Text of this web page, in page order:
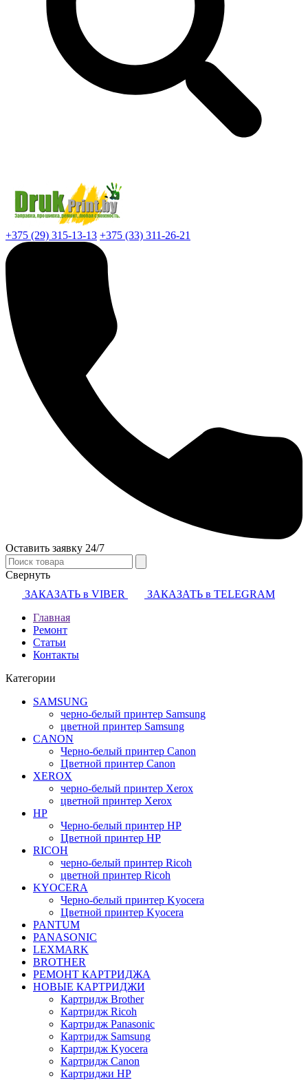
+375 (29) 315-13-13 +375 (33) 311-26-21
Оставить заявку 24/7
Свернуть
ЗАКАЗАТЬ в VIBER
ЗАКАЗАТЬ в TELEGRAM
Главная
Ремонт
Статьи
Контакты
Категории
SAMSUNG
черно-белый принтер Samsung
цветной принтер Samsung
CANON
Черно-белый принтер Canon
Цветной принтер Canon
XEROX
черно-белый принтер Xerox
цветной принтер Xerox
HP
Черно-белый принтер HP
Цветной принтер HP
RICOH
черно-белый принтер Ricoh
цветной принтер Ricoh
KYOCERA
Черно-белый принтер Kyocera
Цветной принтер Kyocera
PANTUM
PANASONIC
LEXMARK
BROTHER
РЕМОНТ КАРТРИДЖА
НОВЫЕ КАРТРИДЖИ
Картридж Brother
Картридж Ricoh
Картридж Panasonic
Картридж Samsung
Картридж Kyocera
Картридж Canon
Картриджи HP